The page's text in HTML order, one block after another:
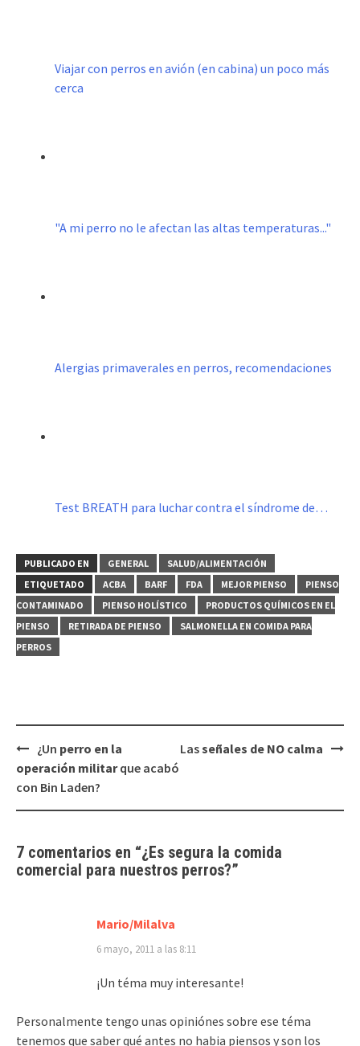
Viajar con perros en avión (en cabina) un poco más
cerca
"A mi perro no le afectan las altas temperaturas..."
Alergias primaverales en perros, recomendaciones
Test BREATH para luchar contra el síndrome de…
PUBLICADO EN GENERAL
SALUD/ALIMENTACIÓN
ETIQUETADO
ACBA BARF FDA MEJOR PIENSO
PIENSO
CONTAMINADO
PIENSO HOLÍSTICO
PRODUCTOS QUÍMICOS EN EL
PIENSO
RETIRADA DE PIENSO
SALMONELLA EN COMIDA PARA
PERROS
Navegación
de
entradas
¿Un perro en la
operación militarque acabó
con Bin Laden?
Lasseñales de NO calma
7 comentarios en “¿Es segura la comida
comercial para nuestros perros?”
Mario/Milalva
6 mayo, 2011 a las 8:11
¡Un téma muy interesante!
Personalmente tengo unas opiniónes sobre ese téma
tenemos que saber qué antes no habia piensos y son los